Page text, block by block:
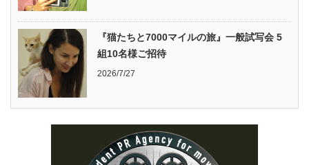
『猫たちと7000マイルの旅』一般試写会 5
組10名様ご招待
2026/7/27